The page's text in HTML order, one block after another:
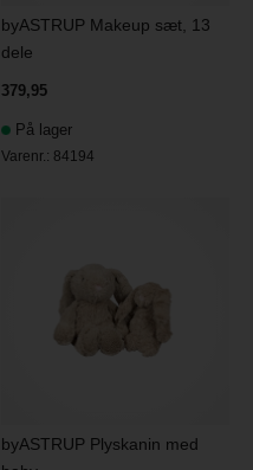
byASTRUP Makeup sæt, 13
dele
379,95
På lager
Varenr.: 84194
byASTRUP Plyskanin med